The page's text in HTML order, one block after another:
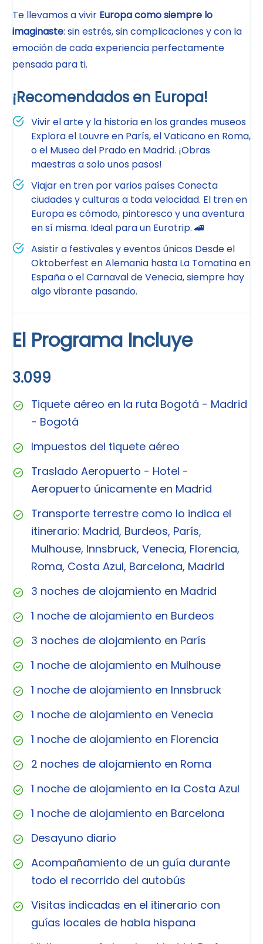
Te llevamos a vivir Europa como siempre lo
imaginaste: sin estrés, sin complicaciones y con la
emoción de cada experiencia perfectamente
pensada para ti.
¡Recomendados en Europa!
Vivir el arte y la historia en los grandes museos
Explora el Louvre en París, el Vaticano en Roma,
o el Museo del Prado en Madrid. ¡Obras
maestras a solo unos pasos!
Viajar en tren por varios países Conecta
ciudades y culturas a toda velocidad. El tren en
Europa es cómodo, pintoresco y una aventura
en sí misma. Ideal para un Eurotrip. 🚄
Asistir a festivales y eventos únicos Desde el
Oktoberfest en Alemania hasta La Tomatina en
España o el Carnaval de Venecia, siempre hay
algo vibrante pasando.
El Programa Incluye
3.099
Tiquete aéreo en la ruta Bogotá - Madrid
- Bogotá
Impuestos del tiquete aéreo
Traslado Aeropuerto - Hotel -
Aeropuerto únicamente en Madrid
Transporte terrestre como lo indica el
itinerario: Madrid, Burdeos, París,
Mulhouse, Innsbruck, Venecia, Florencia,
Roma, Costa Azul, Barcelona, Madrid
3 noches de alojamiento en Madrid
1 noche de alojamiento en Burdeos
3 noches de alojamiento en París
1 noche de alojamiento en Mulhouse
1 noche de alojamiento en Innsbruck
1 noche de alojamiento en Venecia
1 noche de alojamiento en Florencia
2 noches de alojamiento en Roma
1 noche de alojamiento en la Costa Azul
1 noche de alojamiento en Barcelona
Desayuno diario
Acompañamiento de un guía durante
todo el recorrido del autobús
Visitas indicadas en el itinerario con
guías locales de habla hispana